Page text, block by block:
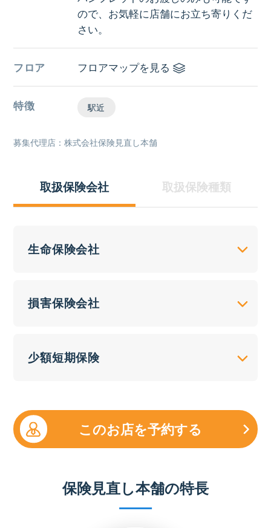
ので、お気軽に店舗にお立ち寄りくだ
さい。
フロア フロアマップを見る
特徴 駅近
募集代理店：株式会社保険見直し本舗
取扱保険会社 取扱保険種類
生命保険会社
損害保険会社
少額短期保険
このお店を予約する
保険見直し本舗の特長